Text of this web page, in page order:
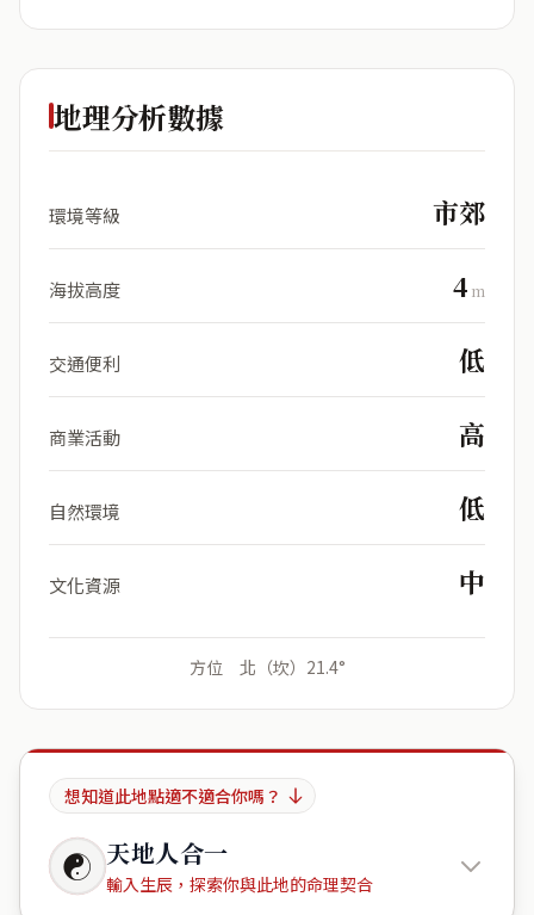
地理分析數據
環境等級 市郊
海拔高度 4 m
交通便利 低
商業活動 高
自然環境 低
文化資源 中
方位 北（坎）21.4°
想知道此地點適不適合你嗎？
☯ 天地人合一
輸入生辰，探索你與此地的命理契合